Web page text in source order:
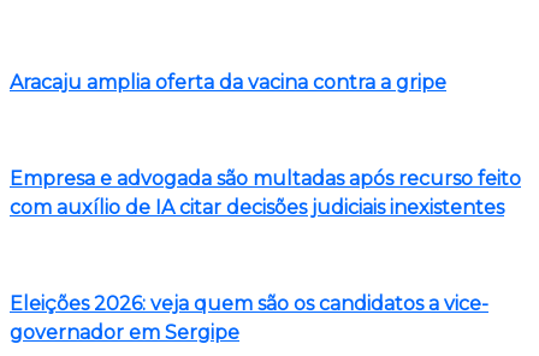
Aracaju amplia oferta da vacina contra a gripe
Empresa e advogada são multadas após recurso feito
com auxílio de IA citar decisões judiciais inexistentes
Eleições 2026: veja quem são os candidatos a vice-
governador em Sergipe